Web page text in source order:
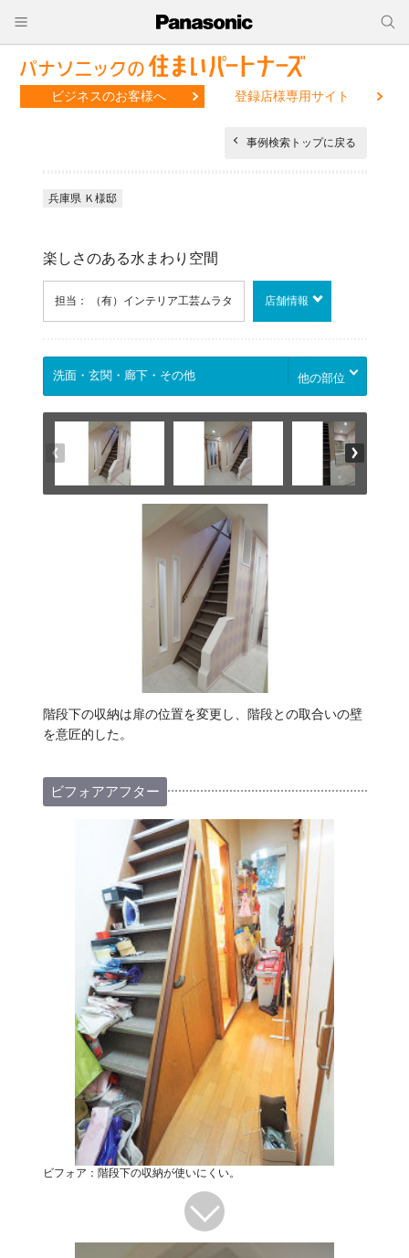
ビジネスのお客様へ 登録店様専用サイト
事例検索トップに戻る
兵庫県 Ｋ様邸
楽しさのある水まわり空間
担当： （有）インテリア工芸ムラタ 店舗情報
他の部位
階段下の収納は扉の位置を変更し、階段との取合いの壁
を意匠的した。
ビフォアアフター
ビフォア：階段下の収納が使いにくい。